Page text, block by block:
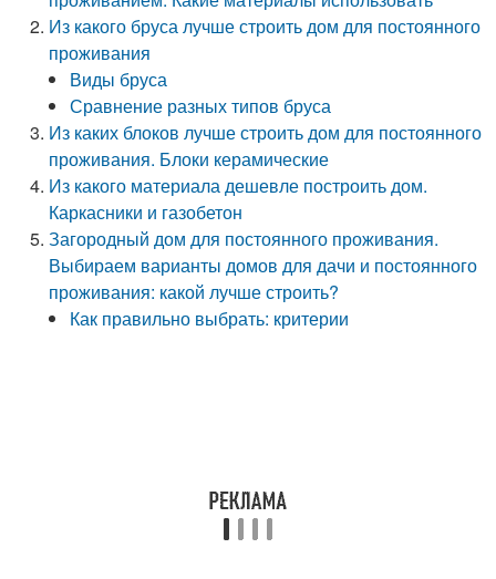
Из какого бруса лучше строить дом для постоянного
проживания
Виды бруса
Сравнение разных типов бруса
Из каких блоков лучше строить дом для постоянного
проживания. Блоки керамические
Из какого материала дешевле построить дом.
Каркасники и газобетон
Загородный дом для постоянного проживания.
Выбираем варианты домов для дачи и постоянного
проживания: какой лучше строить?
Как правильно выбрать: критерии